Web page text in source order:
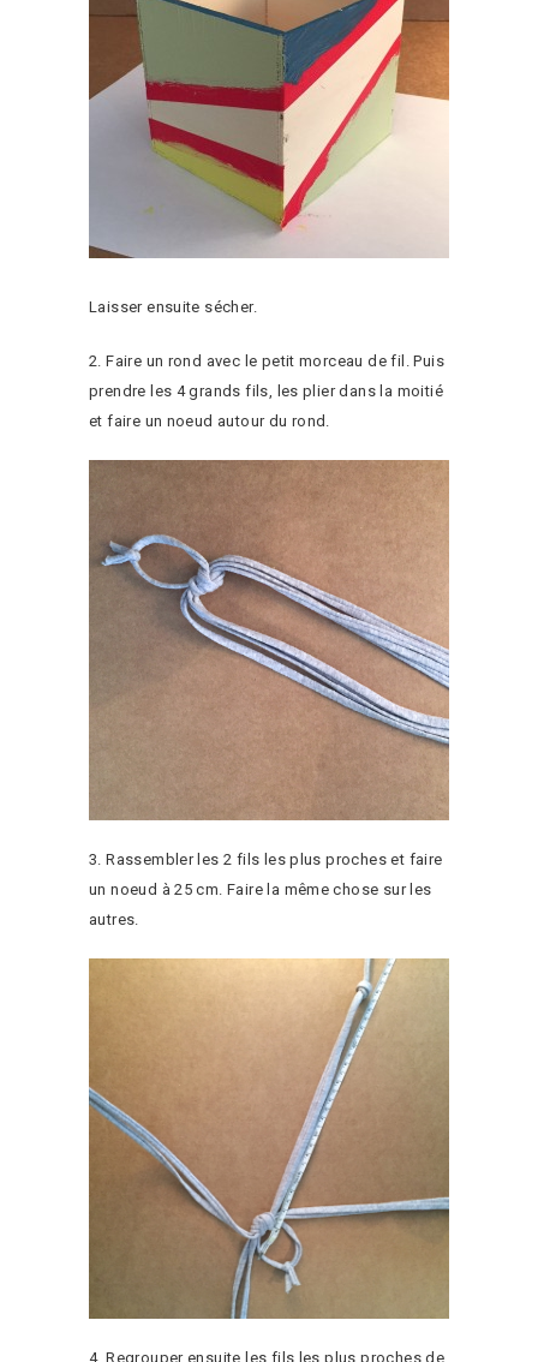
Laisser ensuite sécher.
2. Faire un rond avec le petit morceau de fil. Puis
prendre les 4 grands fils, les plier dans la moitié
et faire un noeud autour du rond.
3. Rassembler les 2 fils les plus proches et faire
un noeud à 25 cm. Faire la même chose sur les
autres.
4. Regrouper ensuite les fils les plus proches de